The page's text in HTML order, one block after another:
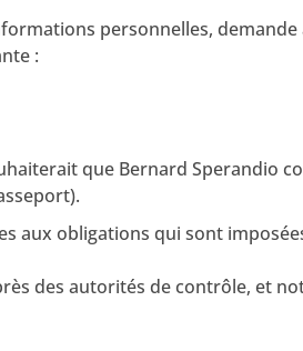
personnelles,
:
que Bernard Sperandio
aux obligations qui sont
des autorités de contrôle, et